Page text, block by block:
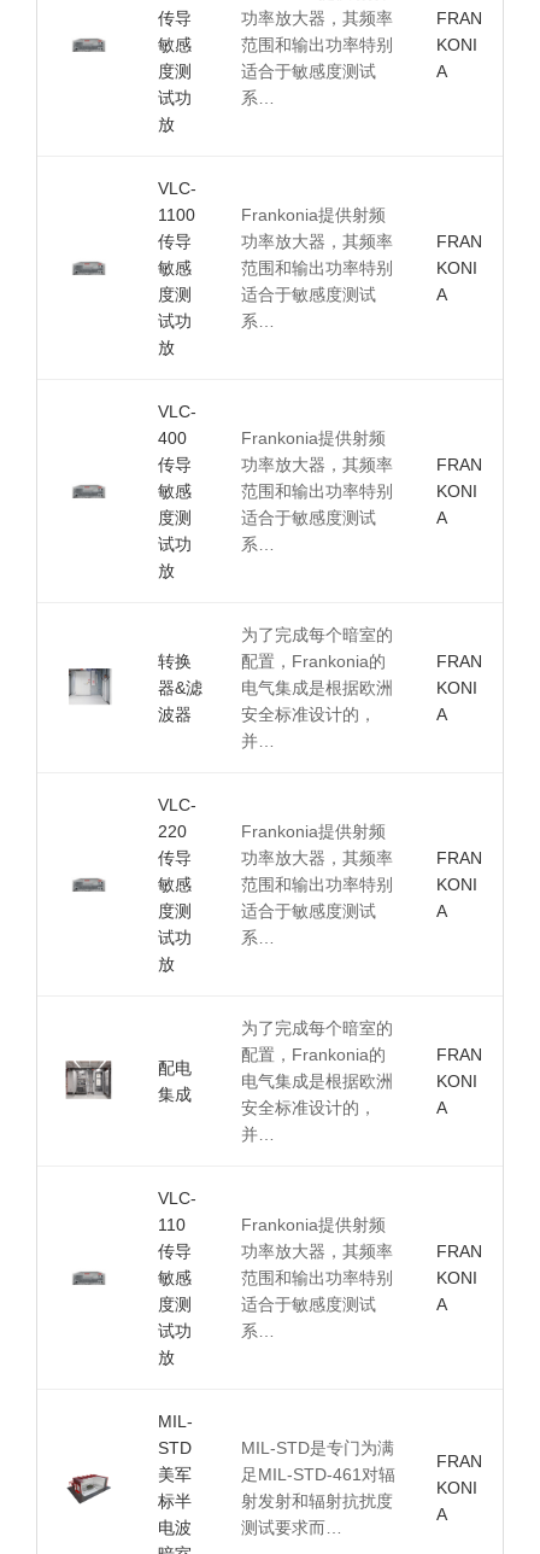
传导
敏感
度测
试功
放
功率放大器，其频率
范围和输出功率特别
适合于敏感度测试
系…
FRAN
KONI
A
VLC-
1100
传导
敏感
度测
试功
放
Frankonia提供射频
功率放大器，其频率
范围和输出功率特别
适合于敏感度测试
系…
FRAN
KONI
A
VLC-
400
传导
敏感
度测
试功
放
Frankonia提供射频
功率放大器，其频率
范围和输出功率特别
适合于敏感度测试
系…
FRAN
KONI
A
转换
器&滤
波器
为了完成每个暗室的
配置，Frankonia的
电气集成是根据欧洲
安全标准设计的，
并…
FRAN
KONI
A
VLC-
220
传导
敏感
度测
试功
放
Frankonia提供射频
功率放大器，其频率
范围和输出功率特别
适合于敏感度测试
系…
FRAN
KONI
A
配电
集成
为了完成每个暗室的
配置，Frankonia的
电气集成是根据欧洲
安全标准设计的，
并…
FRAN
KONI
A
VLC-
110
传导
敏感
度测
试功
放
Frankonia提供射频
功率放大器，其频率
范围和输出功率特别
适合于敏感度测试
系…
FRAN
KONI
A
MIL-
STD
美军
标半
电波
MIL-STD是专门为满
足MIL-STD-461对辐
射发射和辐射抗扰度
测试要求而…
FRAN
KONI
A